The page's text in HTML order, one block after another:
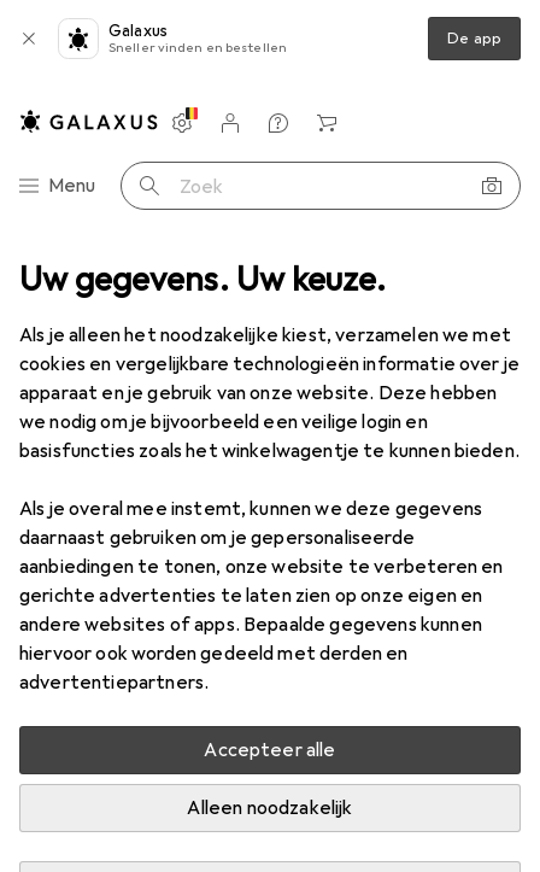
Uw gegevens. Uw keuze.
Als je alleen het noodzakelijke kiest, verzamelen we met
cookies en vergelijkbare technologieën informatie over je
apparaat en je gebruik van onze website. Deze hebben
we nodig om je bijvoorbeeld een veilige login en
basisfuncties zoals het winkelwagentje te kunnen bieden.
Als je overal mee instemt, kunnen we deze gegevens
daarnaast gebruiken om je gepersonaliseerde
aanbiedingen te tonen, onze website te verbeteren en
gerichte advertenties te laten zien op onze eigen en
andere websites of apps. Bepaalde gegevens kunnen
hiervoor ook worden gedeeld met derden en
advertentiepartners.
Accepteer alle
Alleen noodzakelijk
Galaxus
Sneller vinden en bestellen De app
Categorie navigatie
Menu Zoek op
Instellingen
Klantenaccount
Produktvergelijking
Verlanglijstje
Winkelmandje
Shunga
Categorieën bekijken
Ik hou van dit merk